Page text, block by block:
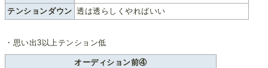
テンションダウン 透は透らしくやればいい
・思い出3以上テンション低
オーディション前④